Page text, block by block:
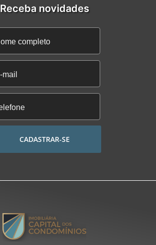
Receba novidades
CADASTRAR-SE